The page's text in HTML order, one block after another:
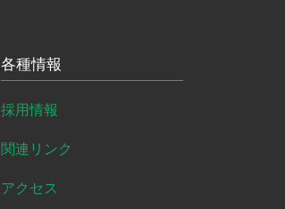
各種情報
採用情報
関連リンク
アクセス